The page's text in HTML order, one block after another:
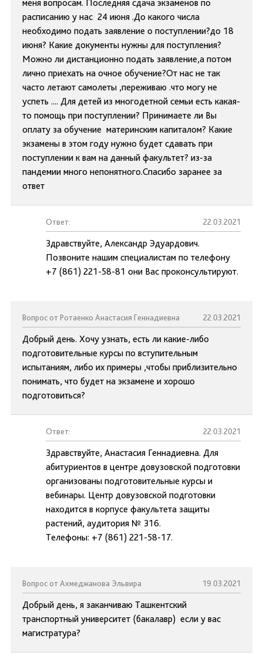
меня вопросам. Последняя сдача экзаменов по
расписанию у нас 24 июня .До какого числа
необходимо подать заявление о поступлении?до 18
июня? Какие документы нужны для поступления?
Можно ли дистанционно подать заявление,а потом
лично приехать на очное обучение?От нас не так
часто летают самолеты ,переживаю .что могу не
успеть .... Для детей из многодетной семьи есть какая-
то помощь при поступлении? Принимаете ли Вы
оплату за обучение материнским капиталом? Какие
экзамены в этом году нужно будет сдавать при
поступлении к вам на данный факультет? из-за
пандемии много непонятного.Спасибо заранее за
ответ
Ответ: 22.03.2021
Здравствуйте, Александр Эдуардович.
Позвоните нашим специалистам по телефону
+7 (861) 221-58-81 они Вас проконсультируют.
Вопрос от Ротаенко Анастасия Геннадиевна 22.03.2021
Добрый день. Хочу узнать, есть ли какие-либо
подготовительные курсы по вступительным
испытаниям, либо их примеры ,чтобы приблизительно
понимать, что будет на экзамене и хорошо
подготовиться?
Ответ: 22.03.2021
Здравствуйте, Анастасия Геннадиевна. Для
абитуриентов в центре довузовской подготовки
организованы подготовительные курсы и
вебинары. Центр довузовской подготовки
находится в корпусе факультета защиты
растений, аудитория № 316.
Телефоны: +7 (861) 221-58-17.
Вопрос от Ахмеджанова Эльвира 19.03.2021
Добрый день, я заканчиваю Ташкентский
транспортный университет (бакалавр) если у вас
магистратура?